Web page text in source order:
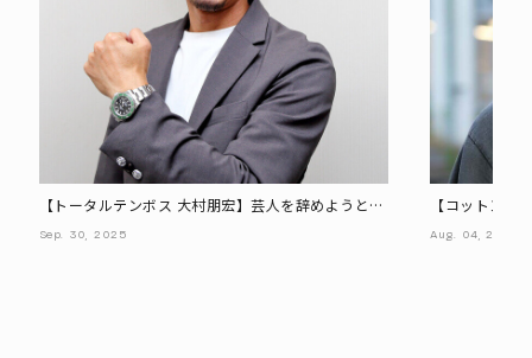
【トータルテンボス 大村朋宏】芸人を辞めようと思
ったときに訪れた"人生の転機"と、いま大事にした
Sep. 30, 2025
【コットン
へ、15年越し
Aug. 04, 2025